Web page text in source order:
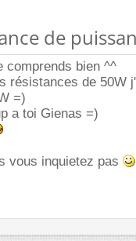
de
comprends bien ^^
résistances de 50W
=)
a toi Gienas =)
vous inquietez pas